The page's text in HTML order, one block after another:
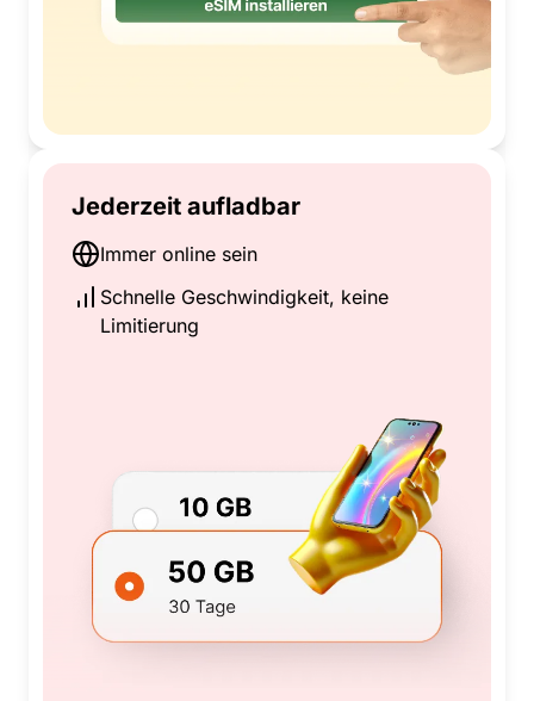
Jederzeit aufladbar
Immer online sein
Schnelle Geschwindigkeit, keine
Limitierung